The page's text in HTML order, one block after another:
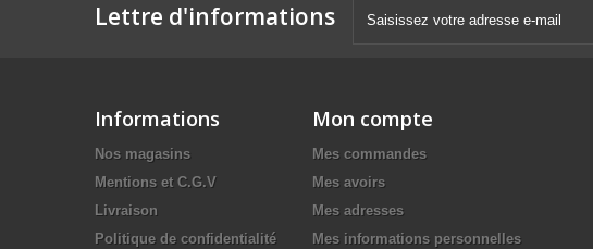
Lettre d'informations
Informations
Nos magasins
Mentions et C.G.V
Livraison
Politique de confidentialité
Mon compte
Mes commandes
Mes avoirs
Mes adresses
Mes informations personnelles